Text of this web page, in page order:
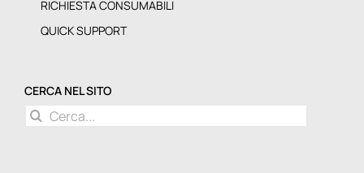
RICHIESTA CONSUMABILI
QUICK SUPPORT
CERCA NEL SITO
Cerca